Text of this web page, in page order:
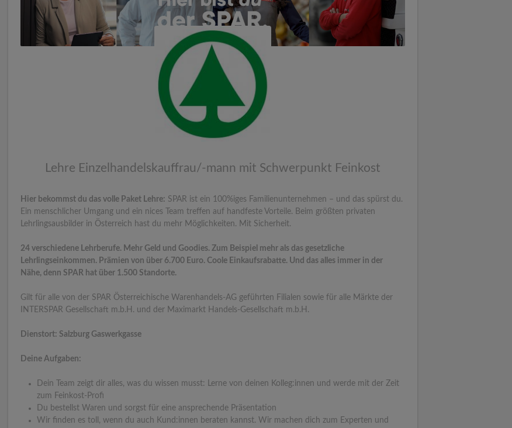
Lehre Einzelhandelskauffrau/-mann mit Schwerpunkt Feinkost
Hier bekommst du das volle Paket Lehre: SPAR ist ein 100%iges Familienunternehmen – und das spürst du.
Ein menschlicher Umgang und ein nices Team treffen auf handfeste Vorteile. Beim größten privaten
Lehrlingsausbilder in Österreich hast du mehr Möglichkeiten. Mit Sicherheit.
24 verschiedene Lehrberufe. Mehr Geld und Goodies. Zum Beispiel mehr als das gesetzliche
Lehrlingseinkommen. Prämien von über 6.700 Euro. Coole Einkaufsrabatte. Und das alles immer in der
Nähe, denn SPAR hat über 1.500 Standorte.
Gilt für alle von der SPAR Österreichische Warenhandels-AG geführten Filialen sowie für alle Märkte der
INTERSPAR Gesellschaft m.b.H. und der Maximarkt Handels-Gesellschaft m.b.H.
Dienstort: Salzburg Gaswerkgasse
Deine Aufgaben:
Dein Team zeigt dir alles, was du wissen musst: Lerne von deinen Kolleg:innen und werde mit der Zeit
zum Feinkost-Profi
Du bestellst Waren und sorgst für eine ansprechende Präsentation
Wir finden es toll, wenn du auch Kund:innen beraten kannst. Wir machen dich zum Experten und